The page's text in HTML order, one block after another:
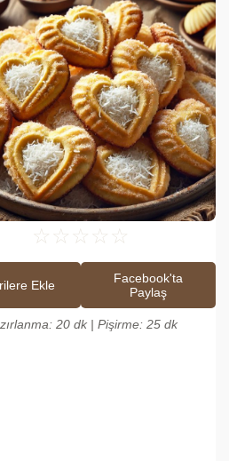
☆ ☆ ☆ ☆ ☆
Ekle
Facebook'ta
Paylaş
20 dk | Pişirme: 25 dk